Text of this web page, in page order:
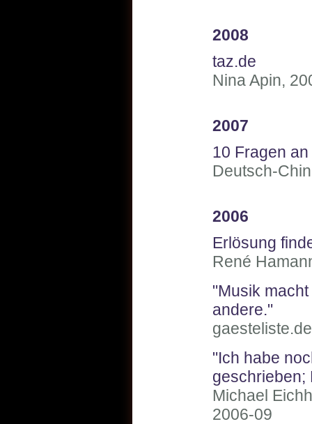
2008
taz.de
Nina Apin,
2007
10 Fragen
Deutsch-
2006
Erlösung
René
"Musik
andere."
"Ich habe
geschrieben;
Michael
2006-09